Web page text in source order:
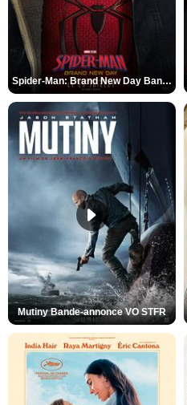
Spider-Man: Brand New Day Bande-annonce VO STFR
Mutiny Bande-annonce VO STFR